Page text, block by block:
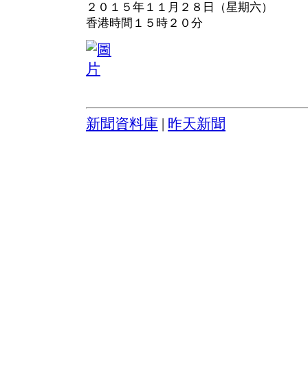
２０１５年１１月２８日（星期六）
香港時間１５時２０分
新聞資料庫 昨天新聞